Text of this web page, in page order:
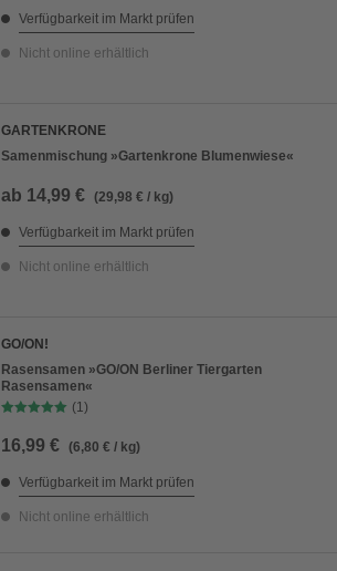
Verfügbarkeit im Markt prüfen
Nicht online erhältlich
GARTENKRONE
Samenmischung »Gartenkrone Blumenwiese«
ab 14,99 € (29,98 € / kg)
Verfügbarkeit im Markt prüfen
Nicht online erhältlich
GO/ON!
Rasensamen »GO/ON Berliner Tiergarten
Rasensamen«
(1)
16,99 € (6,80 € / kg)
Verfügbarkeit im Markt prüfen
Nicht online erhältlich